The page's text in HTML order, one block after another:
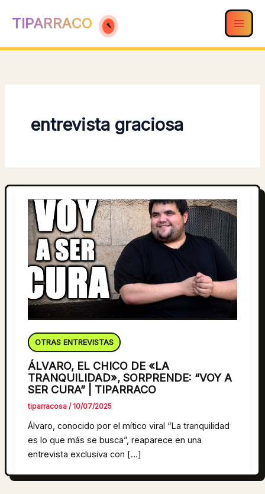
TIPARRACO
entrevista graciosa
OTRAS ENTREVISTAS
ÁLVARO, EL CHICO DE «LA
TRANQUILIDAD», SORPRENDE: “VOY A
SER CURA” | TIPARRACO
tiparracosa/10/07/2025
Álvaro, conocido por el mítico viral “La tranquilidad
es lo que más se busca”, reaparece en una
entrevista exclusiva con […]